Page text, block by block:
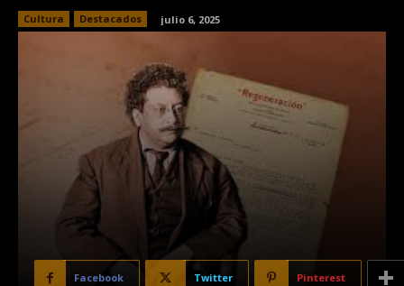
Cultura Destacados julio 6, 2025
Facebook Twitter Pinterest